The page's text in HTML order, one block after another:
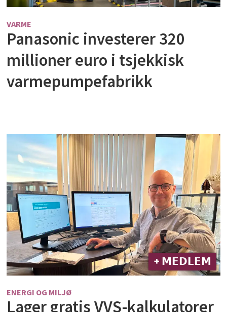
VARME
Panasonic investerer 320
millioner euro i tsjekkisk
varmepumpefabrikk
+ 𝗠𝗘𝗗𝗟𝗘𝗠
ENERGI OG MILJØ
Lager gratis VVS-kalkulatorer